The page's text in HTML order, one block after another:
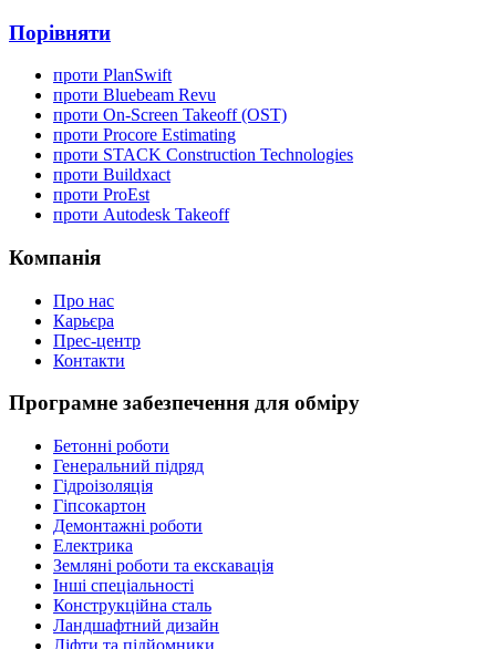
Порівняти
проти PlanSwift
проти Bluebeam Revu
проти On-Screen Takeoff (OST)
проти Procore Estimating
проти STACK Construction Technologies
проти Buildxact
проти ProEst
проти Autodesk Takeoff
Компанія
Про нас
Карьєра
Прес-центр
Контакти
Програмне забезпечення для обміру
Бетонні роботи
Генеральний підряд
Гідроізоляція
Гіпсокартон
Демонтажні роботи
Електрика
Земляні роботи та екскавація
Інші спеціальності
Конструкційна сталь
Ландшафтний дизайн